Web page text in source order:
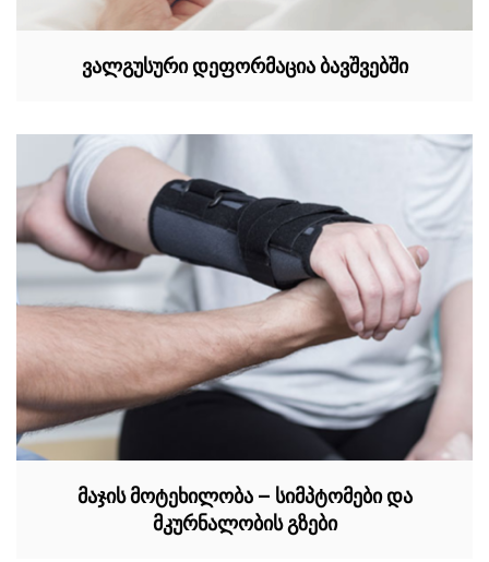
ვალგუსური დეფორმაცია ბავშვებში
მაჯის მოტეხილობა – სიმპტომები და
მკურნალობის გზები